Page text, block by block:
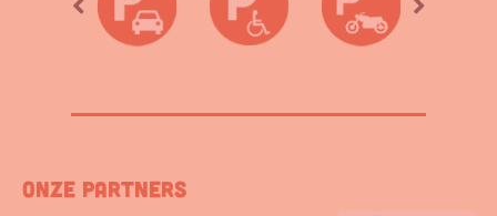
Onze Partners